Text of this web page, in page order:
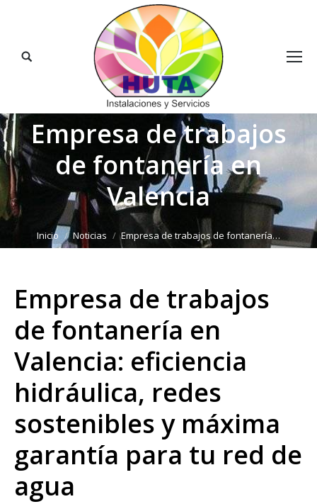
Buscar:
Empresa de trabajos
de fontanería en
Valencia
Estás aquí:
Inicio Noticias Empresa de trabajos de fontanería…
Empresa de trabajos
de fontanería en
Valencia: eficiencia
hidráulica, redes
sostenibles y máxima
garantía para tu red de
agua